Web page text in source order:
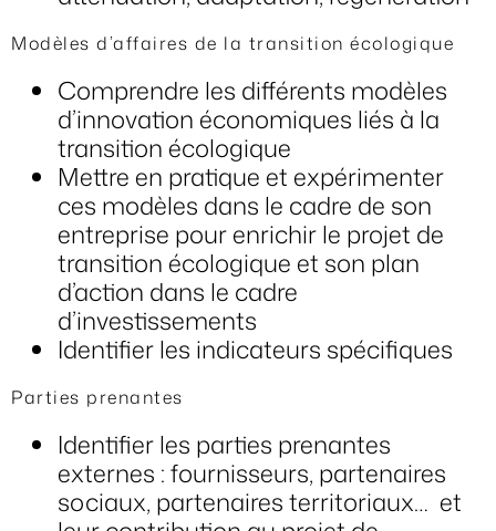
Modèles d’affaires de la transition écologique
Comprendre les différents modèles
d’innovation économiques liés à la
transition écologique
Mettre en pratique et expérimenter
ces modèles dans le cadre de son
entreprise pour enrichir le projet de
transition écologique et son plan
d’action dans le cadre
d’investissements
Identifier les indicateurs spécifiques
Parties prenantes
Identifier les parties prenantes
externes : fournisseurs, partenaires
sociaux, partenaires territoriaux… et